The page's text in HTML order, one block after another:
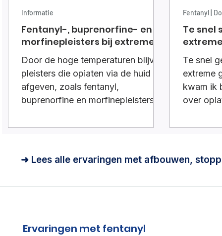
Fentanyl-, buprenorfine- en
morfinepleisters bij extreme
hitte
Door de hoge temperaturen blijven
pleisters die opiaten via de huid
afgeven, zoals fentanyl,
buprenorfine en morfinepleisters
gewoon van de huid af.Wat kun je
Informatie
Te snel
Te snel
extreme
kwam ik
over
wat
Fentanyl |
➜ Lees alle ervaringen met afbouwen,
Ervaringen met fentanyl